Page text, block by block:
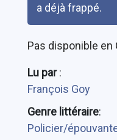
a déjà frappé.
Pas disponible en
Lu par:
François Goy
Genre littéraire:
Policier/